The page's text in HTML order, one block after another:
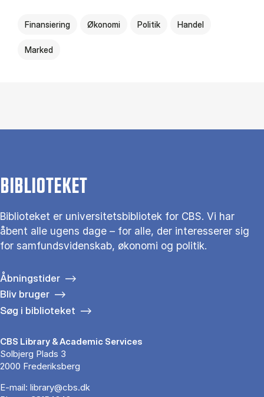
Finansiering Økonomi Politik Handel
Marked
BIBLIOTEKET
Biblioteket er universitetsbibliotek for CBS. Vi har
åbent alle ugens dage – for alle, der interesserer sig
for samfundsvidenskab, økonomi og politik.
Åbningstider
Bliv bruger
Søg i biblioteket
CBS Library & Academic Services
Solbjerg Plads 3
2000 Frederiksberg
E-mail: library@cbs.dk